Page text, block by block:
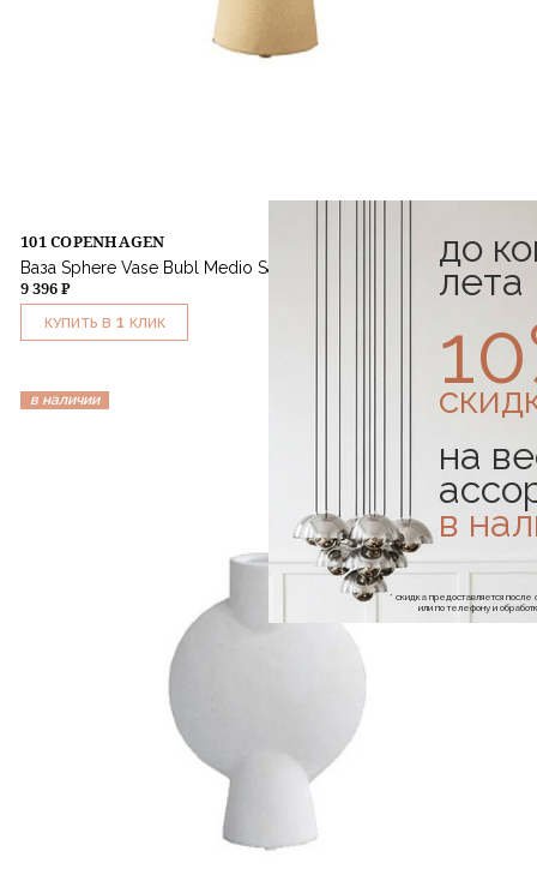
101 COPENHAGEN
Ваза Sphere Vase Bubl Medio Sand
9 396 ₽
КУПИТЬ В 1 КЛИК
в наличии
до
лета
на
в
* скидка предоставляется
или по телефону и